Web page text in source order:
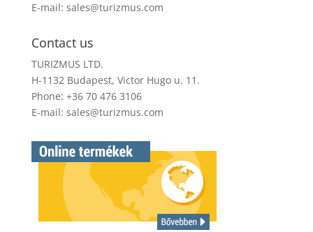
E-mail: sales@turizmus.com
Contact us
TURIZMUS LTD.
H-1132 Budapest, Victor Hugo u. 11.
Phone: +36 70 476 3106
E-mail: sales@turizmus.com